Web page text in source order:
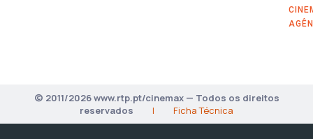
© 2011/2026 www.rtp.pt/cinemax — Todos os direitos
reservados
| Ficha Técnica